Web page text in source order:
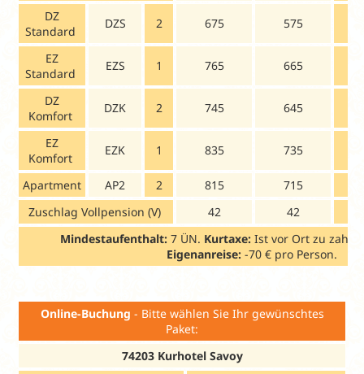
DZ
Standard
DZS 2 675 575
EZ
Standard
EZS 1 765 665
DZ
Komfort
DZK 2 745 645
EZ
Komfort
EZK 1 835 735
Apartment AP2 2 815 715
Zuschlag Vollpension (V)
42 42
Mindestaufenthalt: 7 ÜN. Kurtaxe: Ist vor Ort zu
Eigenanreise: -70 € pro Person.
Online-Buchung - Bitte wählen Sie Ihr gewünschtes
Paket:
74203 Kurhotel Savoy